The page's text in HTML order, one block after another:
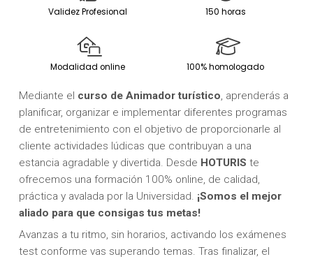
Validez Profesional 150 horas
Modalidad online 100% homologado
Mediante el curso de Animador turístico, aprenderás a
planificar, organizar e implementar diferentes programas
de entretenimiento con el objetivo de proporcionarle al
cliente actividades lúdicas que contribuyan a una
estancia agradable y divertida. Desde HOTURIS te
ofrecemos una formación 100% online, de calidad,
práctica y avalada por la Universidad. ¡Somos el mejor
aliado para que consigas tus metas!
Avanzas a tu ritmo, sin horarios, activando los exámenes
test conforme vas superando temas. Tras finalizar, el